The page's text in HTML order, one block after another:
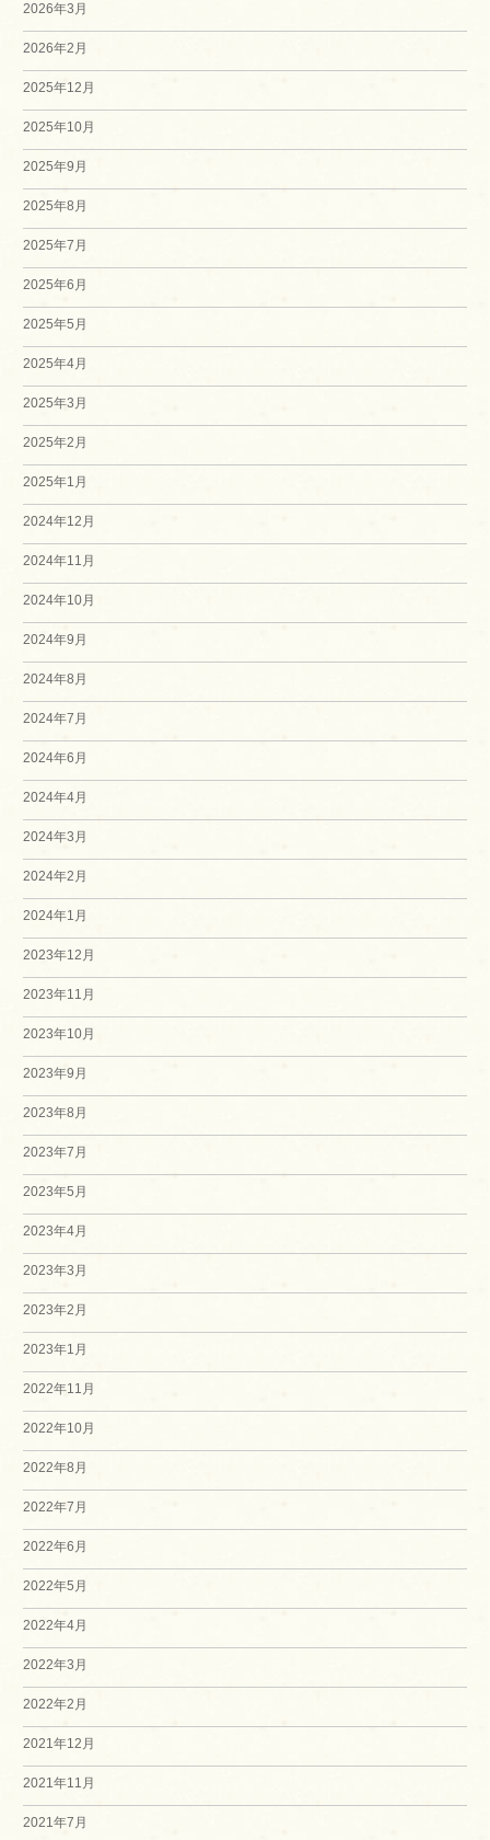
2026年3月
2026年2月
2025年12月
2025年10月
2025年9月
2025年8月
2025年7月
2025年6月
2025年5月
2025年4月
2025年3月
2025年2月
2025年1月
2024年12月
2024年11月
2024年10月
2024年9月
2024年8月
2024年7月
2024年6月
2024年4月
2024年3月
2024年2月
2024年1月
2023年12月
2023年11月
2023年10月
2023年9月
2023年8月
2023年7月
2023年5月
2023年4月
2023年3月
2023年2月
2023年1月
2022年11月
2022年10月
2022年8月
2022年7月
2022年6月
2022年5月
2022年4月
2022年3月
2022年2月
2021年12月
2021年11月
2021年7月